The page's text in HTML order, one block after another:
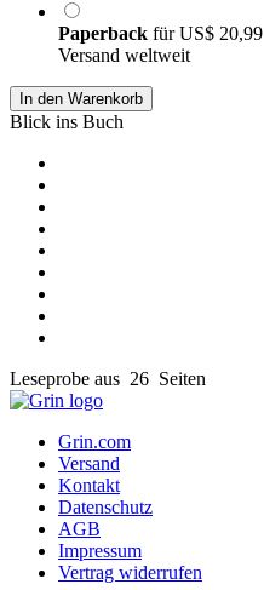
Paperback fürUS$ 20,99
Versand weltweit
In den Warenkorb
Blick ins Buch
Leseprobe aus 26 Seiten
Grin.com
Versand
Kontakt
Datenschutz
AGB
Impressum
Vertrag widerrufen